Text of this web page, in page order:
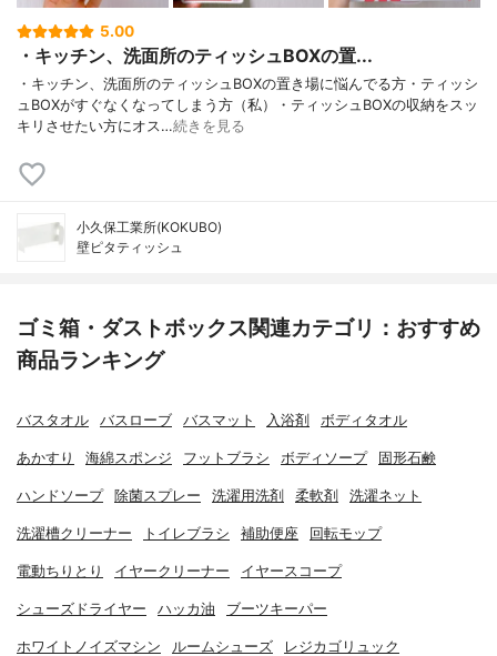
5.00
・キッチン、洗面所のティッシュBOXの置...
・キッチン、洗面所のティッシュBOXの置き場に悩んでる方・ティッシ
ュBOXがすぐなくなってしまう方（私）・ティッシュBOXの収納をスッ
キリさせたい方にオス…続きを見る
小久保工業所(KOKUBO)
壁ピタティッシュ
ゴミ箱・ダストボックス関連カテゴリ：おすすめ
商品ランキング
バスタオル バスローブ バスマット 入浴剤 ボディタオル
あかすり 海綿スポンジ フットブラシ ボディソープ 固形石鹸
ハンドソープ 除菌スプレー 洗濯用洗剤 柔軟剤 洗濯ネット
洗濯槽クリーナー トイレブラシ 補助便座 回転モップ
電動ちりとり イヤークリーナー イヤースコープ
シューズドライヤー ハッカ油 ブーツキーパー
ホワイトノイズマシン ルームシューズ レジカゴリュック